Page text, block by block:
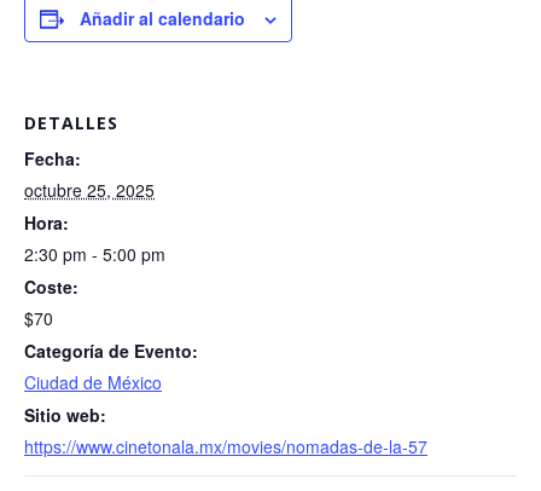
Añadir al calendario
DETALLES
Fecha:
octubre 25, 2025
Hora:
2:30 pm - 5:00 pm
Coste:
$70
Categoría de Evento:
Ciudad de México
Sitio web:
https://www.cinetonala.mx/movies/nomadas-de-la-57